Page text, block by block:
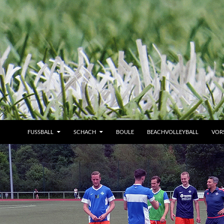
FUSSBALL SCHACH BOULE BEACHVOLLEYBALL